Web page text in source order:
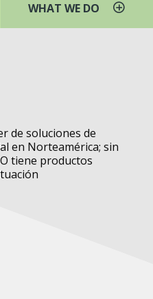
WHAT WE DO
de soluciones de
en Norteamérica; sin
tiene productos